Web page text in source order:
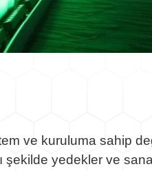
ve kuruluma sahip
yedekler ve